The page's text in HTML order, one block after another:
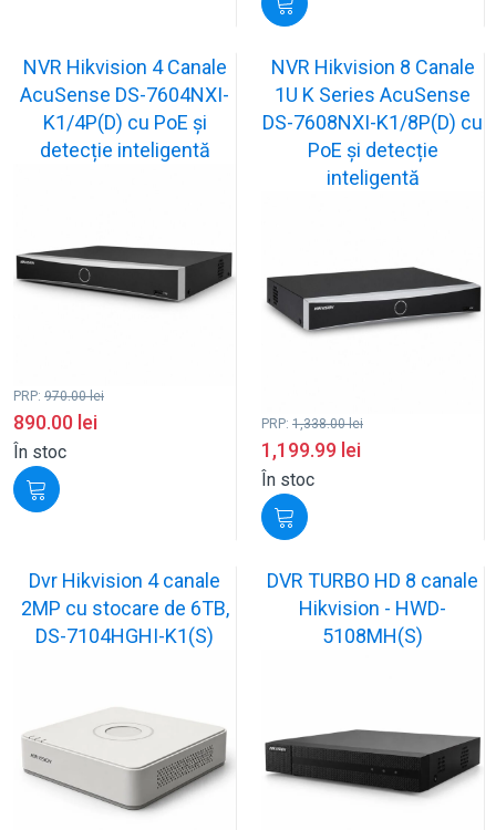
NVR Hikvision 4 Canale
AcuSense DS-7604NXI-
K1/4P(D) cu PoE și
detecție inteligentă
PRP: 970.00lei
890.00 lei
În stoc
NVR Hikvision 8 Canale
1U K Series AcuSense
DS-7608NXI-K1/8P(D) cu
PoE și detecție
inteligentă
PRP: 1,338.00lei
1,199.99 lei
În stoc
Dvr Hikvision 4 canale
2MP cu stocare de 6TB,
DS-7104HGHI-K1(S)
DVR TURBO HD 8 canale
Hikvision - HWD-
5108MH(S)